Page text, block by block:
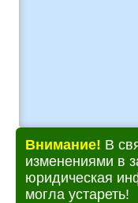
Внимание! В
изменениями в
юридическая
могла устареть!